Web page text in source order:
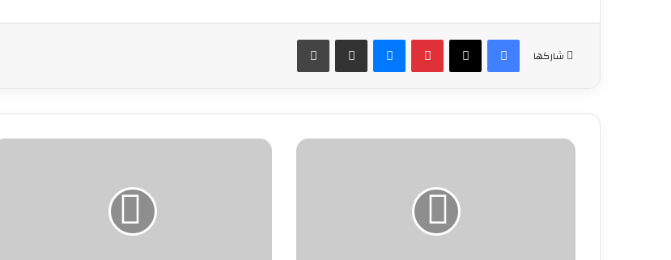
شاركها
فيسبوك
‫X بينتيريستماسنجر مشاركة عبر البريد طباعة
قتيلاً
بالياريا”